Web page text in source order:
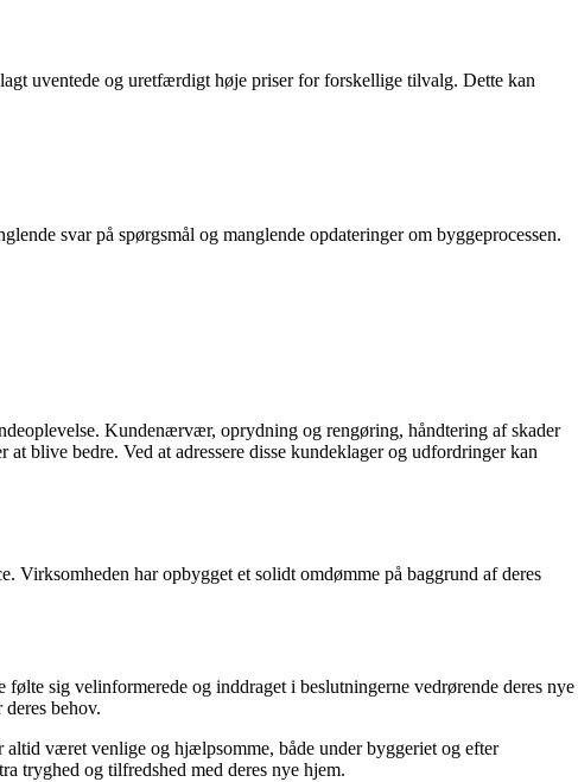
uventede og uretfærdigt høje priser for forskellige tilvalg. Dette kan
svar på spørgsmål og manglende opdateringer om byggeprocessen.
Kundenærvær, oprydning og rengøring, håndtering af skader
blive bedre. Ved at adressere disse kundeklager og udfordringer kan
har opbygget et solidt omdømme på baggrund af deres
sig velinformerede og inddraget i beslutningerne vedrørende deres nye
behov.
været venlige og hjælpsomme, både under byggeriet og efter
tryghed og tilfredshed med deres nye hjem.